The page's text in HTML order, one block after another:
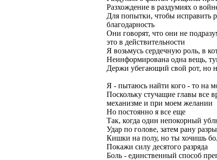
Разхождение в раздумиях о
Для попытки, чтобы исправить
благодарность
Они говорят, что они не
это в действительности
Я возьмусь сердечную роль, в
Неинформирована одна вещь,
Держи убегающий свой рот, но
Я - пытаюсь найти кого - то на
Поскольку стучащие главы все
механизме и при моем желании
Но постоянно я все еще
Так, когда один непокорный
Удар по голове, затем рану
Кишки на полу, но ты хочишь
Покажи силу десятого разряда
Боль - единственный способ